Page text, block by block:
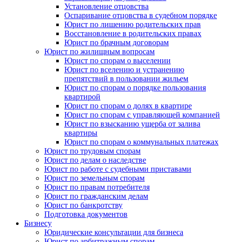
Установление отцовства
Оспаривание отцовства в судебном порядке
Юрист по лишению родительских прав
Восстановление в родительских правах
Юрист по брачным договорам
Юрист по жилищным вопросам
Юрист по спорам о выселении
Юрист по вселению и устранению
препятствий в пользовании жильем
Юрист по спорам о порядке пользования
квартирой
Юрист по спорам о долях в квартире
Юрист по спорам с управляющей компанией
Юрист по взысканию ущерба от залива
квартиры
Юрист по спорам о коммунальных платежах
Юрист по трудовым спорам
Юрист по делам о наследстве
Юрист по работе с судебными приставами
Юрист по земельным спорам
Юрист по правам потребителя
Юрист по гражданским делам
Юрист по банкротству
Подготовка документов
Бизнесу
Юридические консультации для бизнеса